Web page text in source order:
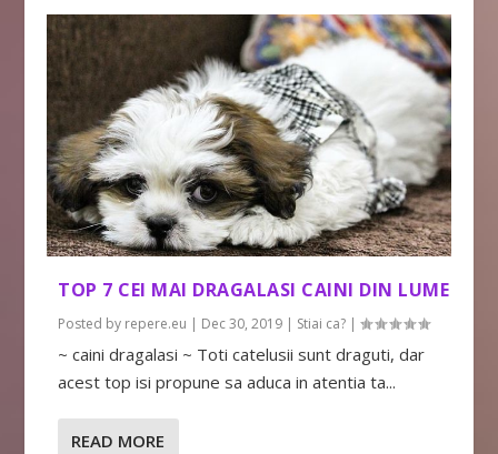
TOP 7 CEI MAI DRAGALASI CAINI DIN LUME
Posted by repere.eu | Dec 30, 2019 | Stiai ca? |
~ caini dragalasi ~ Toti catelusii sunt draguti, dar
acest top isi propune sa aduca in atentia ta...
READ MORE